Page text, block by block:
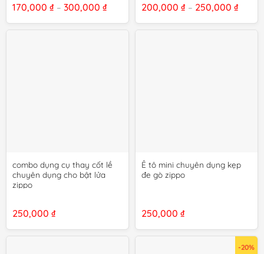
170,000 ₫ – 300,000 ₫Khoảng
từ
200,000 ₫ – 250,000 ₫
từ
combo dụng cụ thay cốt lề
chuyên dụng cho bật lửa
zippo
250,000 ₫
Ê tô mini chuyên dụng kẹp
đe gò zippo
250,000 ₫
-20%